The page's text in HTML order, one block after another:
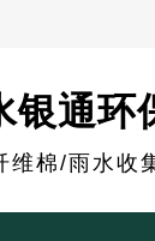
银通环
维棉/雨水收